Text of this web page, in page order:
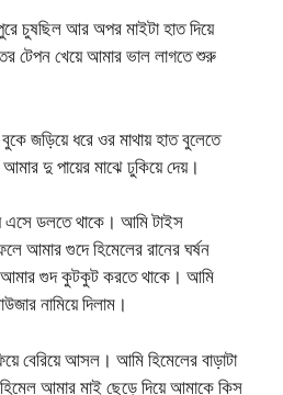
চুষছিল আর অপর মাইটা হাত দিয়ে
টেপন খেয়ে আমার ভাল লাগতে শুরু
জড়িয়ে ধরে ওর মাথায় হাত বুলেতে
দু পায়ের মাঝে ঢুকিয়ে দেয়।
এসে ডলতে থাকে। আমি টাইস
আমার গুদে হিমেলের রানের ঘর্ষন
আমার গুদ কুটকুট করতে থাকে। আমি
নামিয়ে দিলাম।
বেরিয়ে আসল। আমি হিমেলের বাড়াটা
আমার মাই ছেড়ে দিয়ে আমাকে কিস